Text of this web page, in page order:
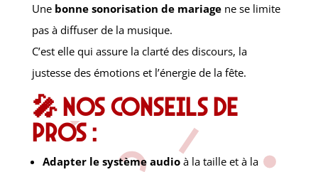
Une bonne sonorisation de mariagene se limite
pas à diffuser de la musique.
C’est elle qui assure la clarté des discours, la
justesse des émotions et l’énergie de la fête.
🎤 Nos conseils de
pros :
Adapter le système audioà la taille et à la